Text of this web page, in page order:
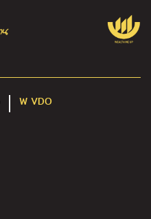
W VDO